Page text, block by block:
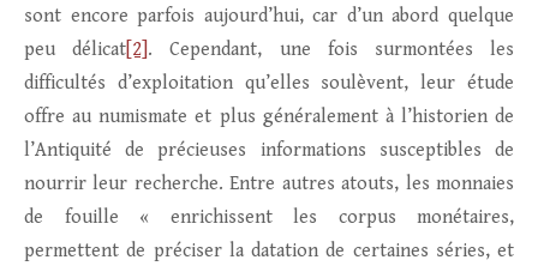
sont encore parfois aujourd’hui, car d’un abord quelque
peu délicat [2] . Cependant, une fois surmontées les
difficultés d’exploitation qu’elles soulèvent, leur étude
offre au numismate et plus généralement à l’historien de
l’Antiquité de précieuses informations susceptibles de
nourrir leur recherche. Entre autres atouts, les monnaies
de fouille « enrichissent les corpus monétaires,
permettent de préciser la datation de certaines séries, et